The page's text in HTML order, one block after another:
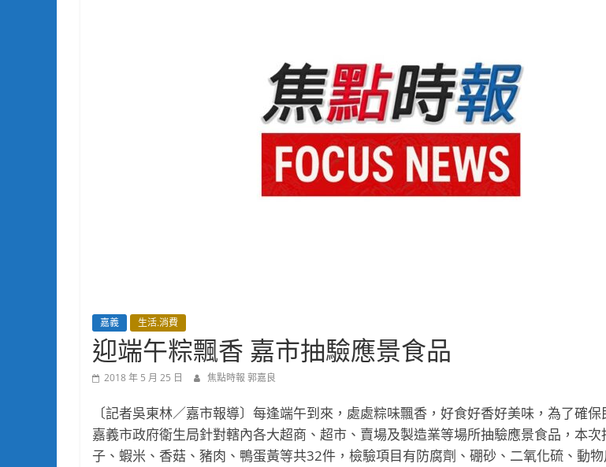
嘉義 生活.消費
迎端午粽飄香 嘉市抽驗應景食品
2018 年 5 月 25 日 焦點時報 郭嘉良
〔記者吳東林／嘉市報導〕每逢端午到來，處處粽味飄香，好食好香好美味，為了確保
嘉義市政府衛生局針對轄內各大超商、超市、賣場及製造業等場所抽驗應景食品，本次
子、蝦米、香菇、豬肉、鴨蛋黃等共32件，檢驗項目有防腐劑、硼砂、二氧化硫、動